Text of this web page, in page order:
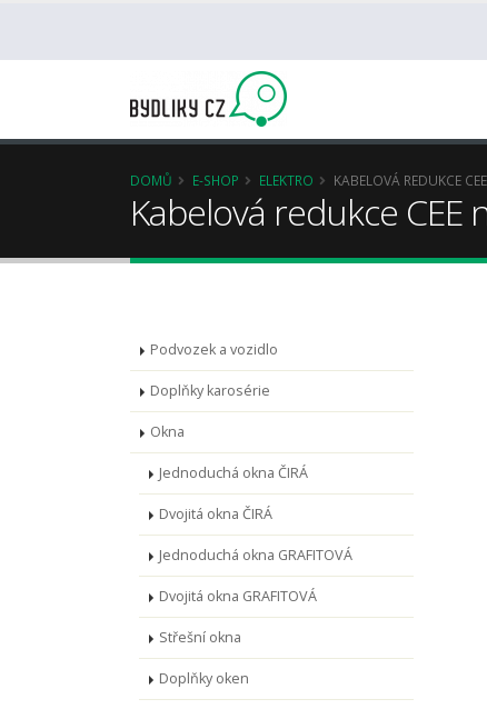
DOMŮ E-SHOP ELEKTRO KABELOVÁ REDUKCE
Kabelová redukce CEE
Podvozek a vozidlo
Doplňky karosérie
Okna
Jednoduchá okna ČIRÁ
Dvojitá okna ČIRÁ
Jednoduchá okna GRAFITOVÁ
Dvojitá okna GRAFITOVÁ
Střešní okna
Doplňky oken